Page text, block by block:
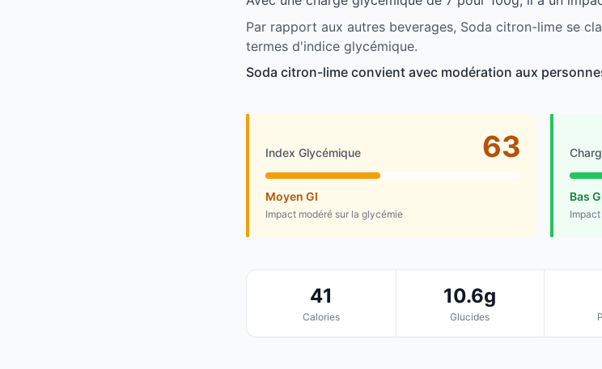
Par rapport aux autres beverages, Soda citron-lime se
termes d'indice glycémique.
Soda citron-lime convient avec modération aux
Index Glycémique 63
Moyen GI
Impact modéré sur la glycémie
Bas
41
Calories
10.6g
Glucides